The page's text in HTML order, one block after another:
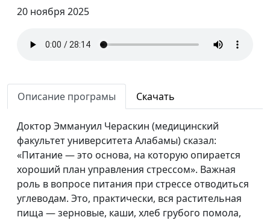
20 ноября 2025
Описание програмы Скачать
Доктор Эммануил Чераскин (медицинский
факультет университета Алабамы) сказал:
«Питание — это основа, на которую опирается
хороший план управления стрессом». Важная
роль в вопросе питания при стрессе отводиться
углеводам. Это, практически, вся растительная
пища — зерновые, каши, хлеб грубого помола,
значит?
Слова и поступки. Притча о
Юлия Синицына,
Притча о богаче и Лазаре:
Юлия Синицына,
священнослужитель,
магистр богословия
Притча Христа о неверном
управителе
Юлия Синицына,
Александр Синицын,
священнослужитель,
магистр богословия